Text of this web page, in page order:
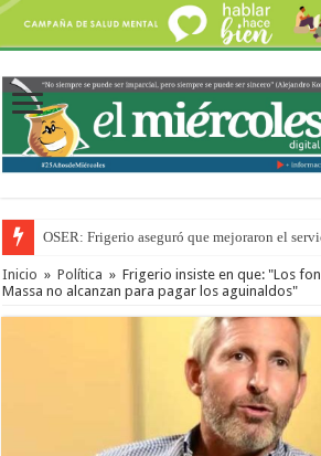
OSER: Frigerio aseguró que mejoraron el
Inicio » Política » Frigerio insiste en que: "Los
Massa no alcanzan para pagar los aguinaldos"